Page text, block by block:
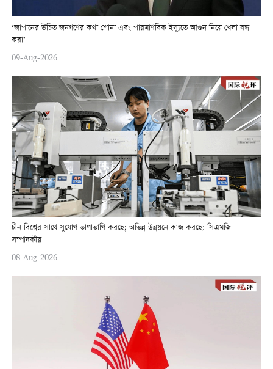
‘জাপানের উচিত জনগণের কথা শোনা এবং পারমাণবিক ইস্যুতে আগুন নিয়ে খেলা বন্ধ
করা’
09-Aug-2026
চীন বিশ্বের সাথে সুযোগ ভাগাভাগি করছে; অভিন্ন উন্নয়নে কাজ করছে: সিএমজি
সম্পাদকীয়
08-Aug-2026